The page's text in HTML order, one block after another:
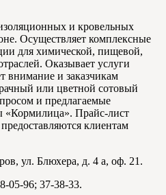
и кровельных
Осуществляет комплексные
для химической, пищевой,
Оказывает услуги
внимание и заказчикам
или цветной сотовый
и предлагаемые
«Кормилица». Прайс-лист
клиентам
ул. Блюхера, д. 4 а, оф. 21.
05-96; 37-38-33.